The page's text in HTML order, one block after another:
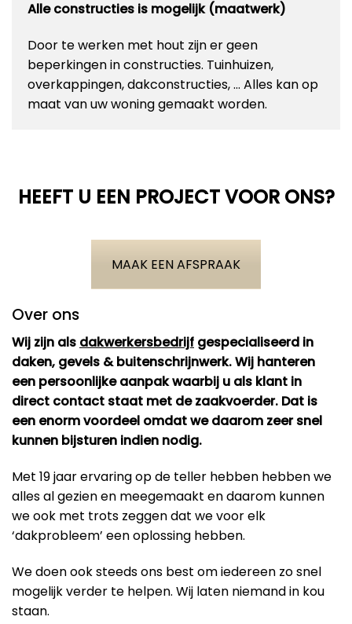
Alle constructies is mogelijk (maatwerk)
Door te werken met hout zijn er geen
beperkingen in constructies. Tuinhuizen,
overkappingen, dakconstructies, … Alles kan op
maat van uw woning gemaakt worden.
HEEFT U EEN PROJECT VOOR ONS?
MAAK EEN AFSPRAAK
Over ons
Wij zijn als dakwerkersbedrijf gespecialiseerd in
daken, gevels & buitenschrijnwerk. Wij hanteren
een persoonlijke aanpak waarbij u als klant in
direct contact staat met de zaakvoerder. Dat is
een enorm voordeel omdat we daarom zeer snel
kunnen bijsturen indien nodig.
Met 19 jaar ervaring op de teller hebben hebben we
alles al gezien en meegemaakt en daarom kunnen
we ook met trots zeggen dat we voor elk
‘dakprobleem’ een oplossing hebben.
We doen ook steeds ons best om iedereen zo snel
mogelijk verder te helpen. Wij laten niemand in kou
staan.